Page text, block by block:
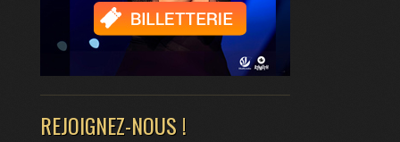
REJOIGNEZ-NOUS !